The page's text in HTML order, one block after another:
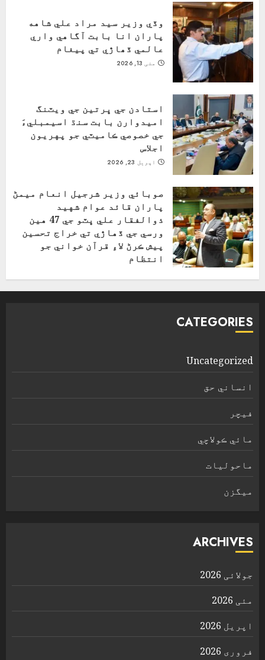
وڏي وزير سيد مراد علي شاهه
پاران انا بابت آگاهي واري
عالمي ڏھاڙي تي پيغام
مئی 13, 2026
استادن جي ڀرتين جي ويٽنگ
اميدوارن بابت سنڌ اسيمبليءَ
جي خصوصي ڪاميٽي جو پهريون
اجلاس
اپریل 23, 2026
صوبائي وزير شرجيل انعام ميمڻ
پاران قائد عوام شهيد
ذوالفقار علي ڀٽو جي 47 هين
ورسي جي ڏهاڙي تي خراج تحسين
پيش ڪرڻ لاءِ قرآن خواني جو
انتظام
CATEGORIES
Uncategorized
انساني حق
فیچر
مائي ڪولاچي
ماحولیات
ميگزن
ARCHIVES
جولائی 2026
مئی 2026
اپریل 2026
فروری 2026